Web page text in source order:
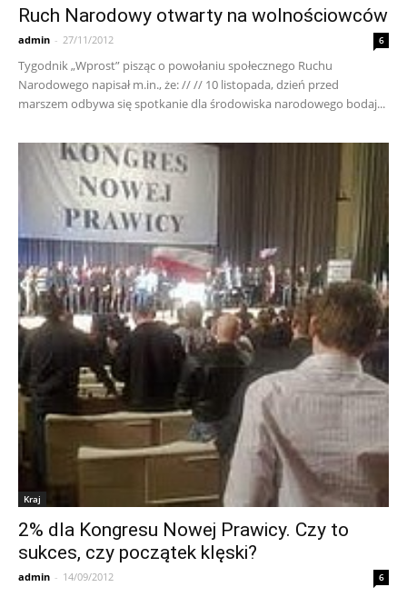
Ruch Narodowy otwarty na wolnościowców
admin - 27/11/2012 6
Tygodnik „Wprost” pisząc o powołaniu społecznego Ruchu
Narodowego napisał m.in., że: // // 10 listopada, dzień przed
marszem odbywa się spotkanie dla środowiska narodowego bodaj...
Kraj
2% dla Kongresu Nowej Prawicy. Czy to
sukces, czy początek klęski?
admin - 14/09/2012 6